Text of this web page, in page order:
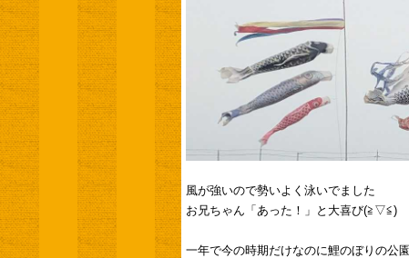
風が強いので勢いよく泳いでました
お兄ちゃん「あった！」と大喜び(⁠≧⁠▽⁠≦⁠)
一年で今の時期だけなのに鯉のぼりの公